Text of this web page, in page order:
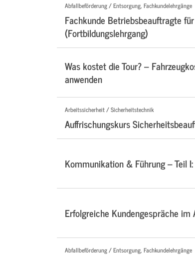
Abfallbeförderung / Entsorgung, Fachkundelehrgänge
Fachkunde Betriebsbeauftragte
(Fortbildungslehrgang)
Was kostet die Tour? –
anwenden
Arbeitssicherheit / Sicherheitstechnik
Auffrischungskurs
Kommunikation & Führung – Teil
Erfolgreiche Kundengespräche im
Abfallbeförderung / Entsorgung, Fachkundelehrgänge